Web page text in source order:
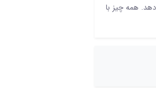
همه چیز با